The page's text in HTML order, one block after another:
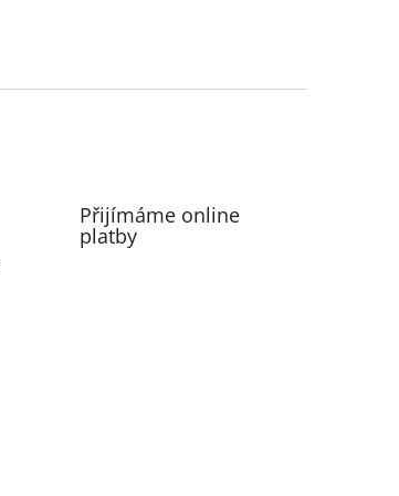
Přijímáme online
platby